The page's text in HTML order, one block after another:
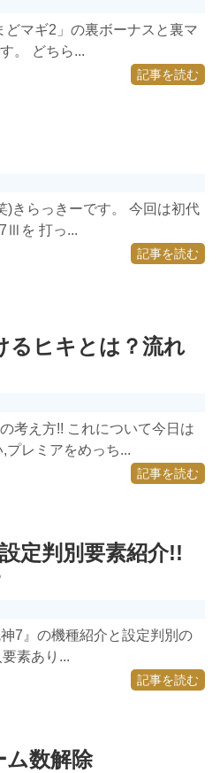
マギ2」の裏ボーナスと裏マ
。 どちら...
記事を読む
きらっきーです。 今回は初代
を 打っ...
記事を読む
るヒキとは？流れ
考え方!! これについて今日は
プレミアをめっち...
記事を読む
定判別要素紹介!!
7』の機種紹介と設定判別の
素あり...
記事を読む
数解除